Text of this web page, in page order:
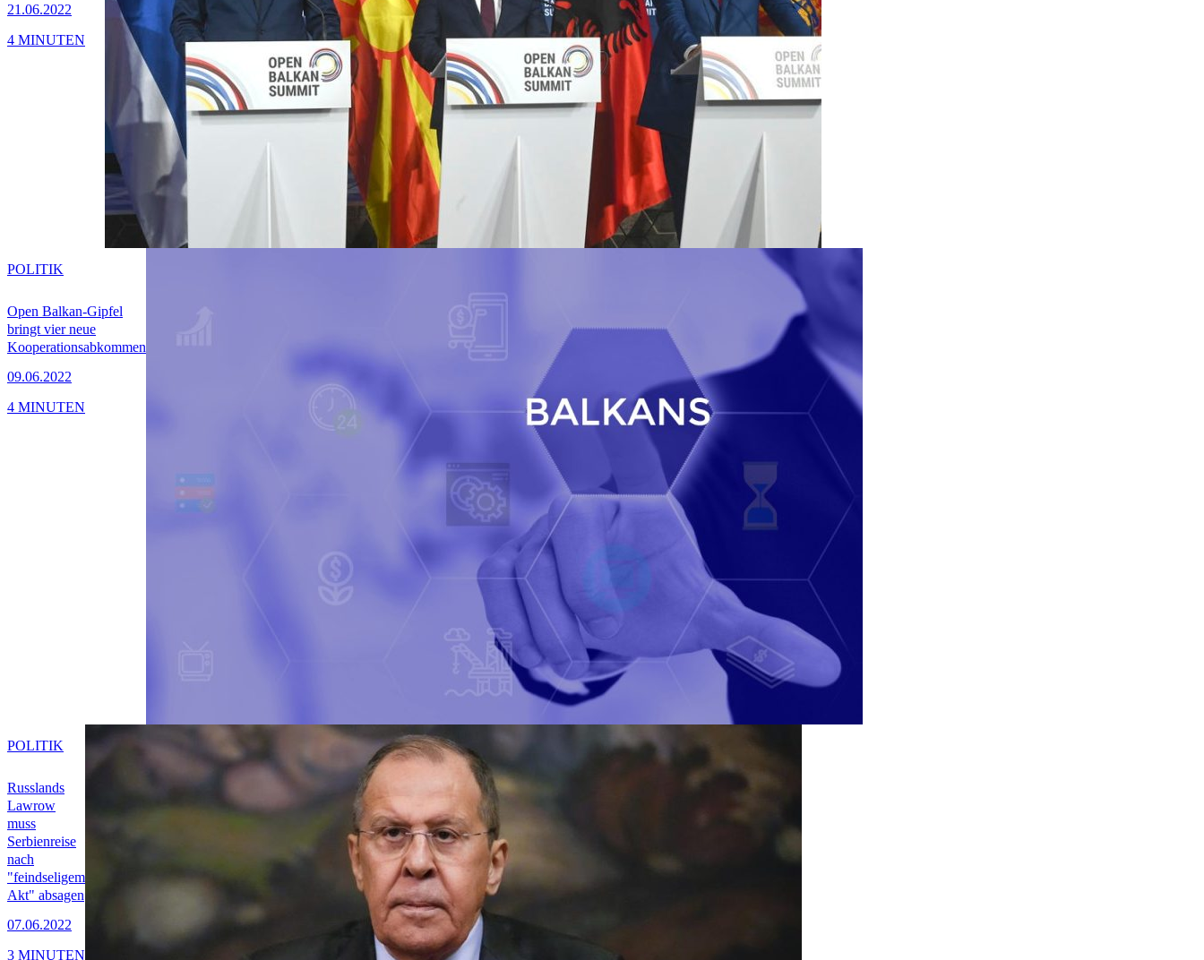
21.06.2022
4 MINUTEN
Open Balkan-Gipfel
bringt vier neue
Kooperationsabkommen
09.06.2022
POLITIK
4 MINUTEN
Russlands
Lawrow
muss
Serbienreise
nach
"feindseligem
Akt" absagen
07.06.2022
POLITIK
3 MINUTEN